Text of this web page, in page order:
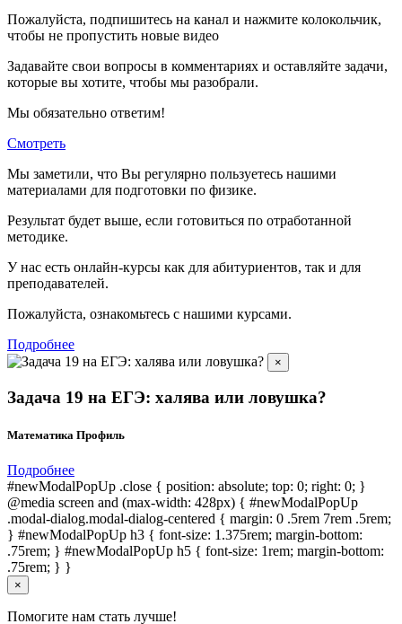
Пожалуйста, подпишитесь на канал и нажмите колокольчик,
чтобы не пропустить новые видео
Задавайте свои вопросы в комментариях и оставляйте задачи,
которые вы хотите, чтобы мы разобрали.
Мы обязательно ответим!
Смотреть
Мы заметили, что Вы регулярно пользуетесь нашими
материалами для подготовки по физике.
Результат будет выше, если готовиться по отработанной
методике.
У нас есть онлайн-курсы как для абитуриентов, так и для
преподавателей.
Пожалуйста, ознакомьтесь с нашими курсами.
Подробнее
×
Задача 19 на ЕГЭ: халява или ловушка?
Математика Профиль
Подробнее
#newModalPopUp .close { position: absolute; top: 0; right: 0; }
@media screen and (max-width: 428px) { #newModalPopUp
.modal-dialog.modal-dialog-centered { margin: 0 .5rem 7rem .5rem;
} #newModalPopUp h3 { font-size: 1.375rem; margin-bottom:
.75rem; } #newModalPopUp h5 { font-size: 1rem; margin-bottom:
.75rem; } }
×
Помогите нам стать лучше!